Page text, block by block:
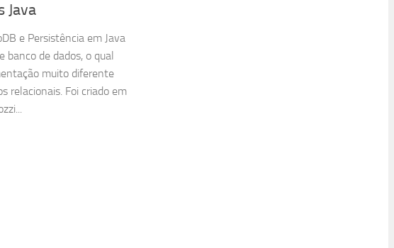
Java
e Persistência em Java
banco de dados, o qual
muito diferente
relacionais. Foi criado em